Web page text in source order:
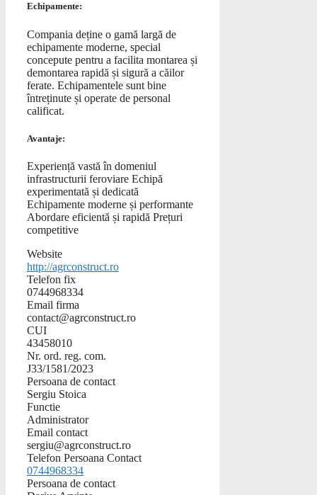
Echipamente:
Compania deține o gamă largă de
echipamente moderne, special
concepute pentru a facilita montarea și
demontarea rapidă și sigură a căilor
ferate. Echipamentele sunt bine
întreținute și operate de personal
calificat.
Avantaje:
Experiență vastă în domeniul
infrastructurii feroviare Echipă
experimentată și dedicată
Echipamente moderne și performante
Abordare eficientă și rapidă Prețuri
competitive
Website
http://agrconstruct.ro
Telefon fix
0744968334
Email firma
contact@agrconstruct.ro
CUI
43458010
Nr. ord. reg. com.
J33/1581/2023
Persoana de contact
Sergiu Stoica
Functie
Administrator
Email contact
sergiu@agrconstruct.ro
Telefon Persoana Contact
0744968334
Persoana de contact